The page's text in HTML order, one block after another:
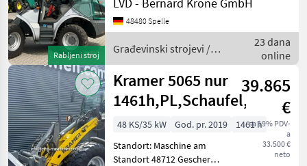
Rabljeni stroj
Werkzeugverriegelung, 3.
Steuerkreis, Klimaanlage,
Ecospeed 40 km/h, inkl.
Smart Driving,
48480 Spelle
Građevinski strojevi /
Kramer
23 dana
online
Kramer 5065 nur
39.865
€
sa 19% PDV-
a
33.500 €
neto
48 KS/35 kW God. pr. 2019
1461 h
Standort: Maschine am
Standort 48712 Gescher